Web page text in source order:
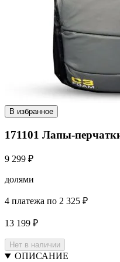
В избранное
171101 Лапы-
9 299 ₽
долями
4 платежа по 2 325 ₽
13 199 ₽
Нет в наличии
ОПИСАНИЕ